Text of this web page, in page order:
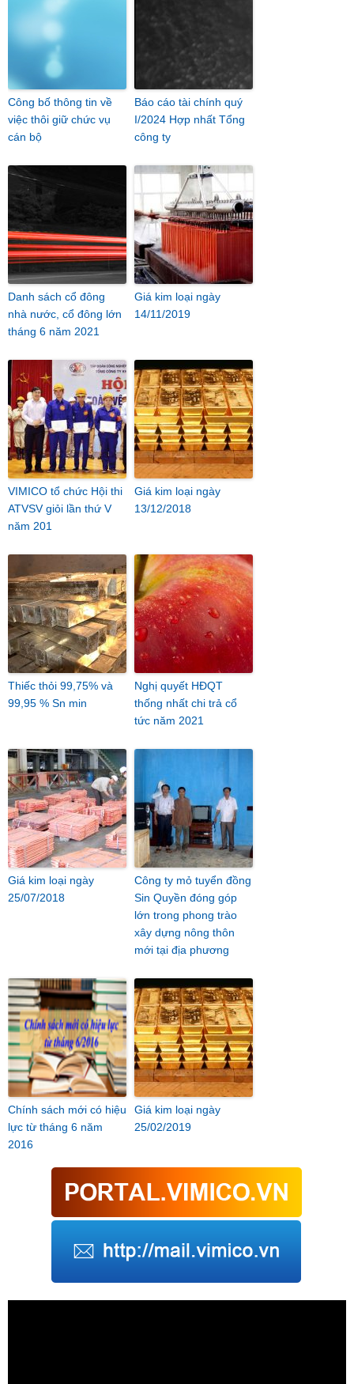
Công bố thông tin về
việc thôi giữ chức vụ
cán bộ
Báo cáo tài chính quý
I/2024 Hợp nhất Tổng
công ty
Danh sách cổ đông
nhà nước, cổ đông lớn
tháng 6 năm 2021
Giá kim loại ngày
14/11/2019
VIMICO tổ chức Hội thi
ATVSV giỏi lần thứ V
năm 201
Giá kim loại ngày
13/12/2018
Thiếc thỏi 99,75% và
99,95 % Sn min
Nghị quyết HĐQT
thống nhất chi trả cổ
tức năm 2021
Giá kim loại ngày
25/07/2018
Công ty mỏ tuyển đồng
Sin Quyền đóng góp
lớn trong phong trào
xây dựng nông thôn
mới tại địa phương
Chính sách mới có hiệu
lực từ tháng 6 năm
2016
Giá kim loại ngày
25/02/2019